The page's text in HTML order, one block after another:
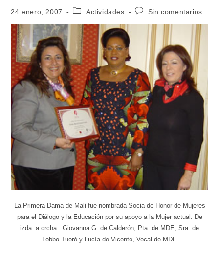
24 enero, 2007 Actividades Sin comentarios
La Primera Dama de Mali fue nombrada Socia de Honor de Mujeres
para el Diálogo y la Educación por su apoyo a la Mujer actual. De
izda. a drcha.: Giovanna G. de Calderón, Pta. de MDE; Sra. de
Lobbo Tuoré y Lucía de Vicente, Vocal de MDE